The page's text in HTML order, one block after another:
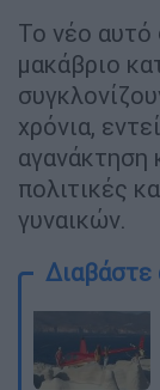
Το νέο αυτό
μακάβριο
χρόνια,
αγανάκτηση
πολιτικές
γυναικών.
Διαβάστε